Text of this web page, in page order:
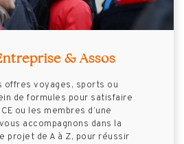
& Assos
offres voyages, sports ou
de formules pour satisfaire
ou les membres d’une
accompagnons dans la
projet de A à Z, pour réussir